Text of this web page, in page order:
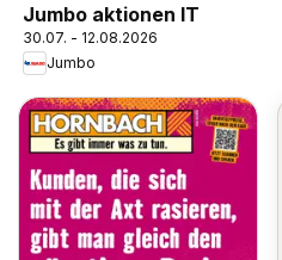
Jumbo aktionen IT
30.07. - 12.08.2026
Jumbo